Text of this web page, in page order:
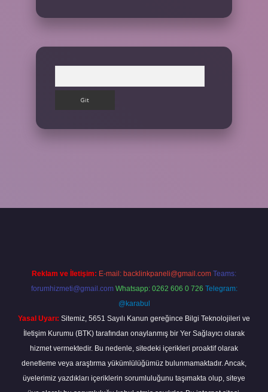
Reklam ve İletişim: E-mail: backlinkpaneli@gmail.com Teams:
forumhizmeti@gmail.com Whatsapp: 0262 606 0 726 Telegram:
@karabul
Yasal Uyarı: Sitemiz, 5651 Sayılı Kanun gereğince Bilgi Teknolojileri ve
İletişim Kurumu (BTK) tarafından onaylanmış bir Yer Sağlayıcı olarak
hizmet vermektedir. Bu nedenle, sitedeki içerikleri proaktif olarak
denetleme veya araştırma yükümlülüğümüz bulunmamaktadır. Ancak,
üyelerimiz yazdıkları içeriklerin sorumluluğunu taşımakta olup, siteye